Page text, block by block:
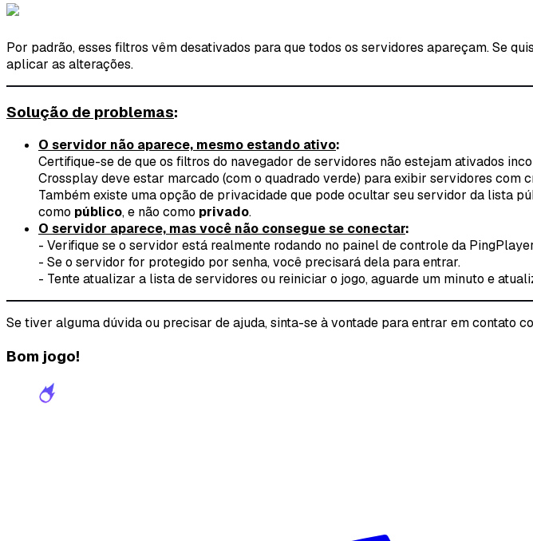
Por padrão, esses filtros vêm desativados para que todos os servidores apareçam. Se
aplicar as alterações.
Solução de problemas:
O servidor não aparece, mesmo estando ativo:
Certifique-se de que os filtros do navegador de servidores não estejam ativados
Crossplay deve estar marcado (com o quadrado verde) para exibir servidores com
Também existe uma opção de privacidade que pode ocultar seu servidor da lista
como público, e não como privado.
O servidor aparece, mas você não consegue se conectar:
- Verifique se o servidor está realmente rodando no painel de controle da
- Se o servidor for protegido por senha, você precisará dela para entrar.
- Tente atualizar a lista de servidores ou reiniciar o jogo, aguarde um minuto e
Se tiver alguma dúvida ou precisar de ajuda, sinta-se à vontade para entrar em contato
Bom jogo!